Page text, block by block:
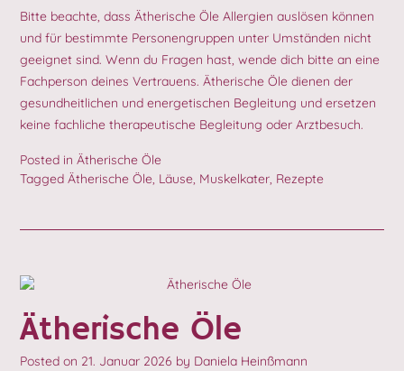
Bitte beachte, dass Ätherische Öle Allergien auslösen können
und für bestimmte Personengruppen unter Umständen nicht
geeignet sind. Wenn du Fragen hast, wende dich bitte an eine
Fachperson deines Vertrauens. Ätherische Öle dienen der
gesundheitlichen und energetischen Begleitung und ersetzen
keine fachliche therapeutische Begleitung oder Arztbesuch.
Posted in Ätherische Öle
Tagged Ätherische Öle, Läuse, Muskelkater, Rezepte
Ätherische Öle
Posted on 21. Januar 2026 by Daniela Heinßmann